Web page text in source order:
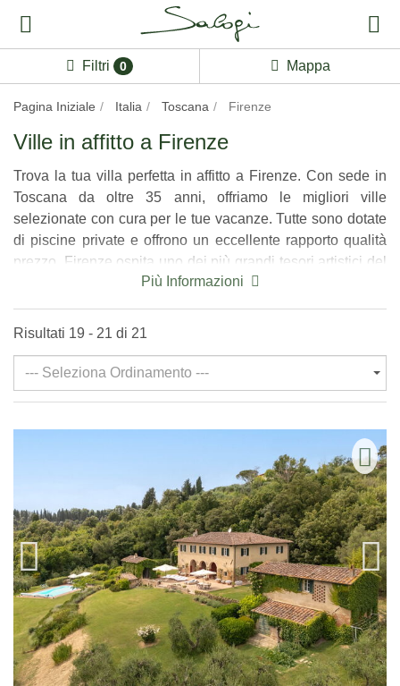
Filtri 0 Mappa
Pagina Iniziale Italia Toscana Firenze
Ville in affitto a Firenze
Trova la tua villa perfetta in affitto a Firenze. Con sede in
Toscana da oltre 35 anni, offriamo le migliori ville
selezionate con cura per le tue vacanze. Tutte sono dotate
di piscine private e offrono un eccellente rapporto qualità
prezzo. Firenze ospita uno dei più grandi tesori artistici del
mondo e l'elenco di strade, palazzi, musei e chiese da
caratterizzata dalle belle dolci colline e dalle strade
esperti di Villa Salogi per scoprire se la villa dei tuoi sogni
è disponibile!
Più Informazioni
Risultati 19 - 21 di 21
--- Seleziona Ordinamento ---